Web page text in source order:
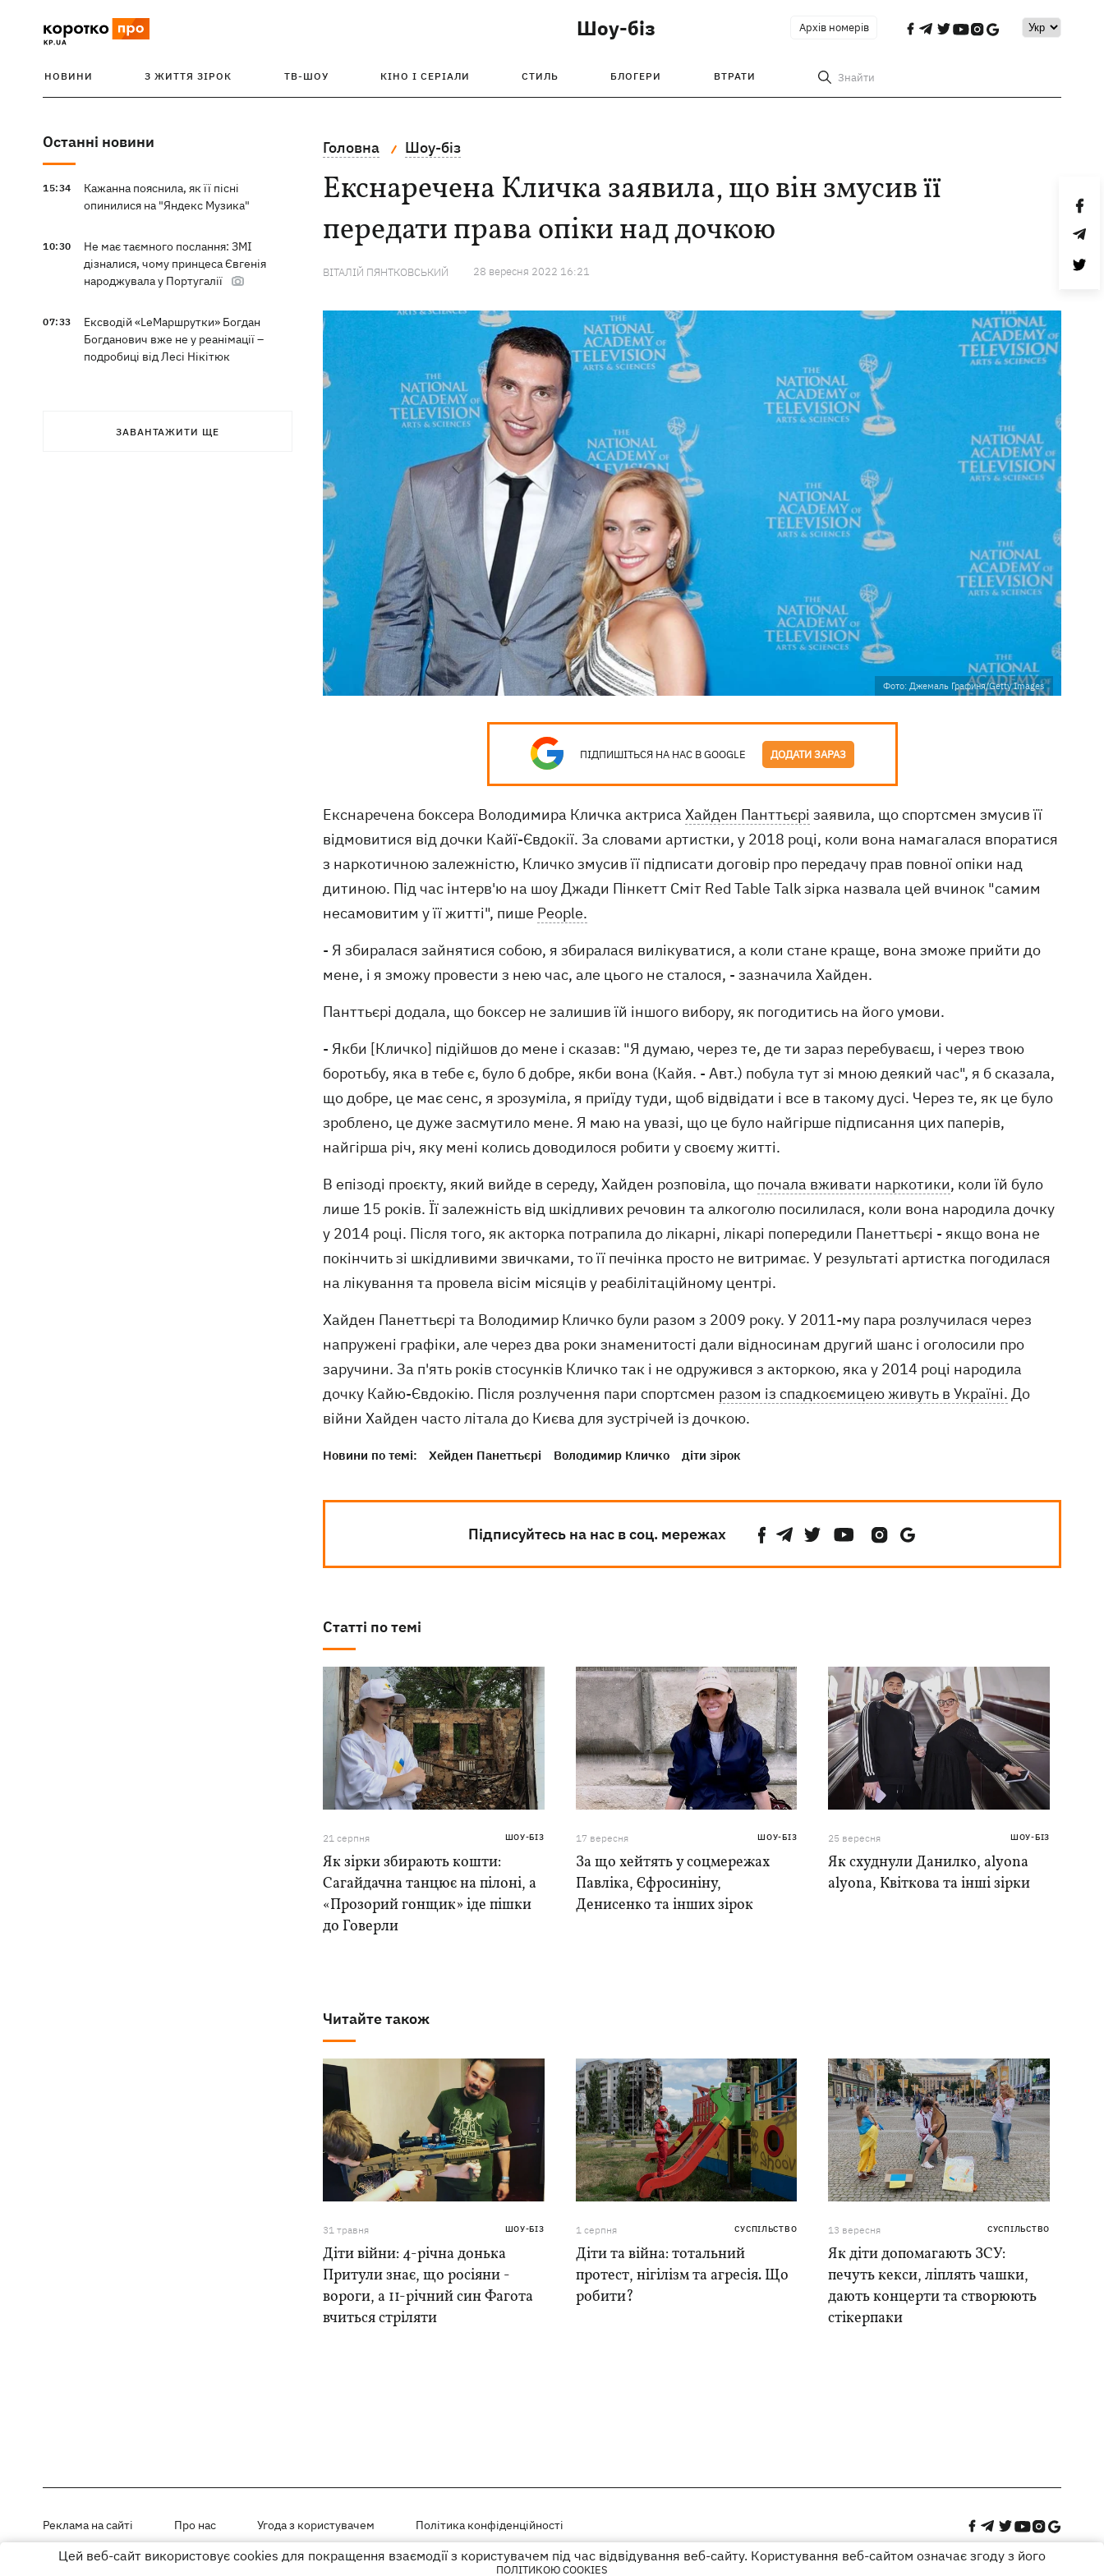
Шоу-біз Архів номерів
НОВИНИ З ЖИТТЯ ЗІРОК ТВ-ШОУ КІНО І СЕРІАЛИ СТИЛЬ БЛОГЕРИ ВТРАТИ Знайти
Останні новини
15:34
Кажанна пояснила, як її пісні
опинилися на "Яндекс Музика"
10:30
Не має таємного послання: ЗМІ
дізналися, чому принцеса Євгенія
народжувала у Португалії
07:33
Ексводій «LeМаршрутки» Богдан
Богданович вже не у реанімації –
подробиці від Лесі Нікітюк
ЗАВАНТАЖИТИ ЩЕ
Головна Шоу-біз
Екснаречена Кличка заявила, що він змусив її
передати права опіки над дочкою
ВІТАЛІЙ ПЯНТКОВСЬКИЙ 28 вересня 2022 16:21
Фото: Джемаль Графиня/Getty Images
ПІДПИШІТЬСЯ НА НАС В GOOGLE ДОДАТИ ЗАРАЗ
Екснаречена боксера Володимира Кличка актриса Хайден Панттьєрі заявила, що спортсмен змусив її
відмовитися від дочки Кайї-Євдокії. За словами артистки, у 2018 році, коли вона намагалася впоратися
з наркотичною залежністю, Кличко змусив її підписати договір про передачу прав повної опіки над
дитиною. Під час інтерв'ю на шоу Джади Пінкетт Сміт Red Table Talk зірка назвала цей вчинок "самим
несамовитим у її житті", пише People.
- Я збиралася зайнятися собою, я збиралася вилікуватися, а коли стане краще, вона зможе прийти до
мене, і я зможу провести з нею час, але цього не сталося, - зазначила Хайден.
Панттьєрі додала, що боксер не залишив їй іншого вибору, як погодитись на його умови.
- Якби [Кличко] підійшов до мене і сказав: "Я думаю, через те, де ти зараз перебуваєш, і через твою
боротьбу, яка в тебе є, було б добре, якби вона (Кайя. - Авт.) побула тут зі мною деякий час", я б сказала,
що добре, це має сенс, я зрозуміла, я приїду туди, щоб відвідати і все в такому дусі. Через те, як це було
зроблено, це дуже засмутило мене. Я маю на увазі, що це було найгірше підписання цих паперів,
найгірша річ, яку мені колись доводилося робити у своєму житті.
В епізоді проєкту, який вийде в середу, Хайден розповіла, що почала вживати наркотики, коли їй було
лише 15 років. Її залежність від шкідливих речовин та алкоголю посилилася, коли вона народила дочку
у 2014 році. Після того, як акторка потрапила до лікарні, лікарі попередили Панеттьєрі - якщо вона не
покінчить зі шкідливими звичками, то її печінка просто не витримає. У результаті артистка погодилася
на лікування та провела вісім місяців у реабілітаційному центрі.
Хайден Панеттьєрі та Володимир Кличко були разом з 2009 року. У 2011-му пара розлучилася через
напружені графіки, але через два роки знаменитості дали відносинам другий шанс і оголосили про
заручини. За п'ять років стосунків Кличко так і не одружився з акторкою, яка у 2014 році народила
дочку Кайю-Євдокію. Після розлучення пари спортсмен разом із спадкоємицею живуть в Україні. До
війни Хайден часто літала до Києва для зустрічей із дочкою.
Новини по темі: Хейден Панеттьєрі Володимир Кличко діти зірок
Підписуйтесь на нас в соц. мережах
Статті по темі
21 серпня ШОУ-БІЗ
Як зірки збирають кошти:
Сагайдачна танцює на пілоні, а
«Прозорий гонщик» іде пішки
до Говерли
17 вересня ШОУ-БІЗ
За що хейтять у соцмережах
Павліка, Єфросиніну,
Денисенко та інших зірок
25 вересня ШОУ-БІЗ
Як схуднули Данилко, alyona
alyona, Квіткова та інші зірки
Читайте також
31 травня ШОУ-БІЗ
Діти війни: 4-річна донька
Притули знає, що росіяни -
вороги, а 11-річний син Фагота
вчиться стріляти
1 серпня СУСПІЛЬСТВО
Діти та війна: тотальний
протест, нігілізм та агресія. Що
робити?
13 вересня СУСПІЛЬСТВО
Як діти допомагають ЗСУ:
печуть кекси, ліплять чашки,
дають концерти та створюють
стікерпаки
Реклама на сайті Про нас Угода з користувачем Політика конфіденційності
Матеріали під рубриками «Новини компанії», «PR» і «Факт» розміщені на правах реклами
Цей веб-сайт використовує cookies для покращення взаємодії з користувачем під час відвідування веб-сайту. Користування веб-сайтом означає згоду з його
ПОЛІТИКОЮ COOKIES